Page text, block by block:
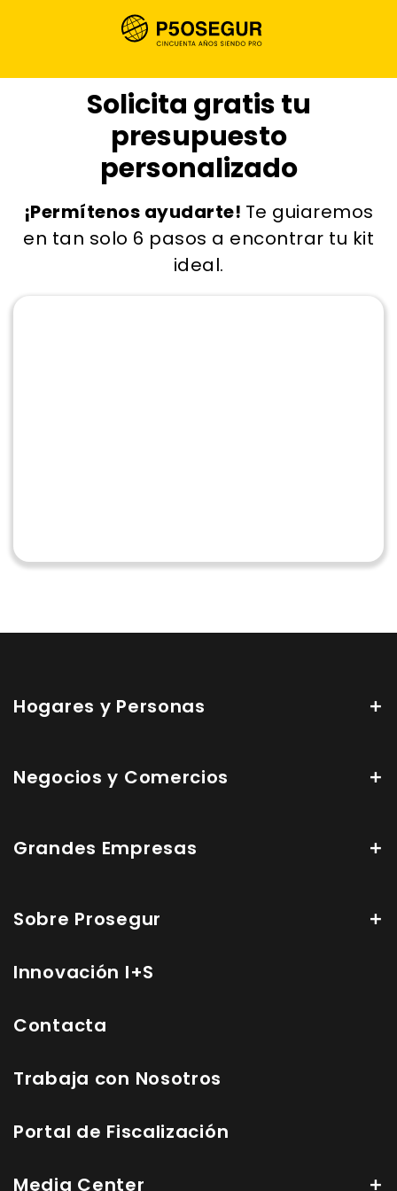
Solicita gratis tu
presupuesto
personalizado
¡Permítenos ayudarte! Te guiaremos
en tan solo 6 pasos a encontrar tu kit
ideal.
Hogares y Personas
Negocios y Comercios
Grandes Empresas
Sobre Prosegur
Innovación I+S
Contacta
Trabaja con Nosotros
Portal de Fiscalización
Media Center